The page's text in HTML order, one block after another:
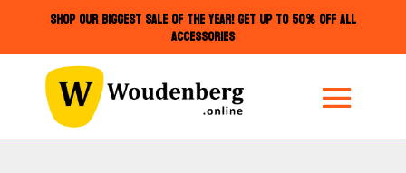
SHOP OUR BIGGEST SALE OF THE YEAR! GET UP TO 50% OFF ALL
ACCESSORIES